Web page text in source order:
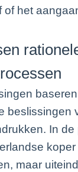
of het
beslissingen
In
maar